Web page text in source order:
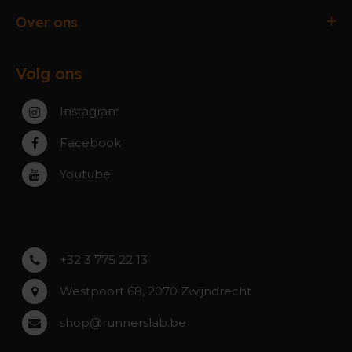
Service, Garantie & Reparatie
Antwerpen
Paal-Beringen
Zwijndrecht
Rumst
Roeselare
Asse
Over ons
Werking winkels
Contact
Volg ons
Instagram
Facebook
Youtube
+32 3 775 22 13
Westpoort 68, 2070 Zwijndrecht
shop@runnerslab.be